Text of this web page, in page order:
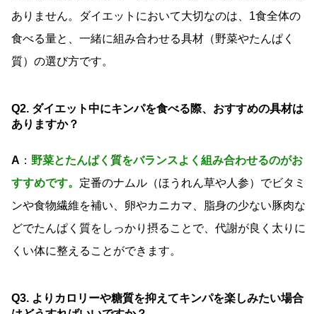
ありません。ダイエットにおいて大切なのは、1食全体の
食べる量と、一緒に組み合わせる具材（野菜やたんぱく
質）の選び方です。
Q2. ダイエット中にキンパを食べる際、おすすめの具材は
ありますか？
A ： 野菜とたんぱく質をバランスよく組み合わせるのがお
すすめです。 定番のナムル（ほうれん草や人参）でビタミ
ンや食物繊維を補い、卵やカニカマ、脂身の少ない豚肉な
どでたんぱく質をしっかり摂ることで、代謝が良く太りに
くい体に整えることができます。
Q3. よりカロリーや糖質を抑えてキンパを楽しみたい場合